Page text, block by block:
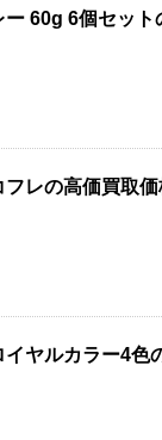
60g 6個セット
レの高価買取価
ヤルカラー4色